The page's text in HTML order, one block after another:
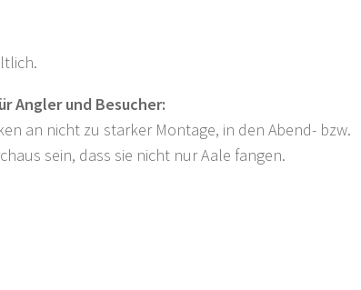
Angler und Besucher:
an nicht zu starker Montage, in den Abend- bzw.
sein, dass sie nicht nur Aale fangen.